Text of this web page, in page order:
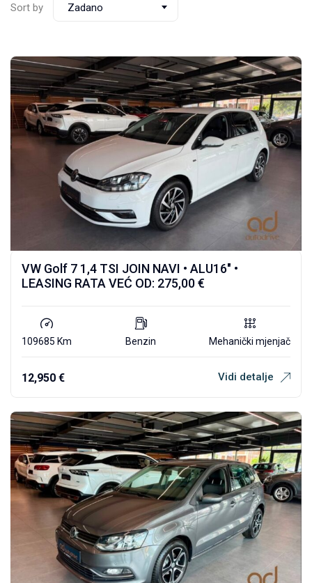
Sort by
Zadano
VW Golf 7 1,4 TSI JOIN NAVI • ALU16″ •
LEASING RATA VEĆ OD: 275,00 €
109685 Km Benzin Mehanički mjenjač
12,950 € Vidi detalje